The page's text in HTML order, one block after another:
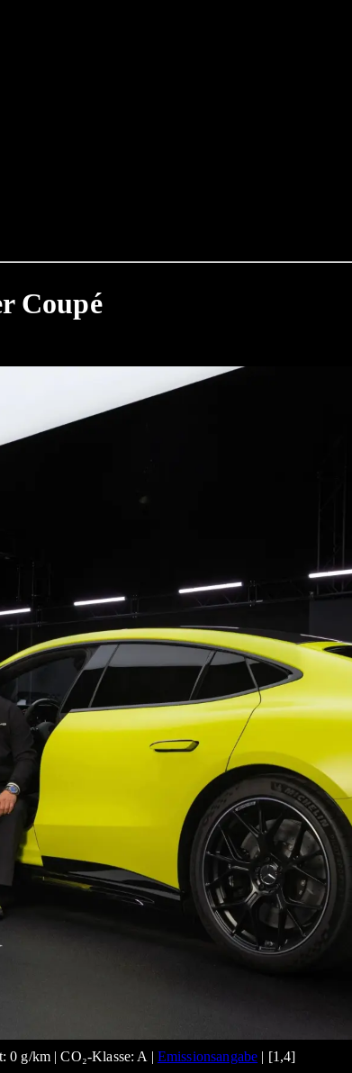
Coupé
0 g/km | CO₂-Klasse: A | Emissionsangabe | [1,4]